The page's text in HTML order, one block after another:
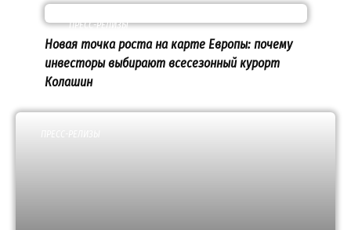
ПРЕСС-РЕЛИЗЫ
Новая точка роста на карте Европы: почему
инвесторы выбирают всесезонный курорт
Колашин